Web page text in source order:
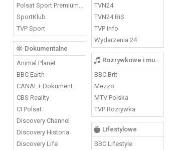
Polsat Sport Premium 2
SportKlub
TVP Sport
Dokumentalne
Animal Planet
BBC Earth
CANAL+ Dokument
CBS Reality
CI Polsat
Discovery Channel
Discovery Historia
Discovery Life
TVN24
TVN24 BiS
TVP Info
Wydarzenia 24
Rozrywkowe i muzyczne
BBC Brit
Mezzo
MTV Polska
TVP Rozrywka
Lifestylowe
BBC Lifestyle